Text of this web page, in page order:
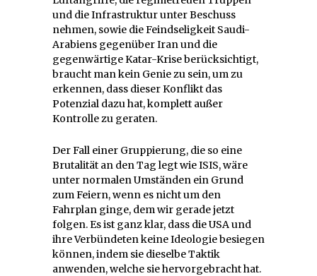
und die Infrastruktur unter Beschuss
nehmen, sowie die Feindseligkeit Saudi-
Arabiens gegenüber Iran und die
gegenwärtige Katar-Krise berücksichtigt,
braucht man kein Genie zu sein, um zu
erkennen, dass dieser Konflikt das
Potenzial dazu hat, komplett außer
Kontrolle zu geraten.
Der Fall einer Gruppierung, die so eine
Brutalität an den Tag legt wie ISIS, wäre
unter normalen Umständen ein Grund
zum Feiern, wenn es nicht um den
Fahrplan ginge, dem wir gerade jetzt
folgen. Es ist ganz klar, dass die USA und
ihre Verbündeten keine Ideologie besiegen
können, indem sie dieselbe Taktik
anwenden, welche sie hervorgebracht hat.